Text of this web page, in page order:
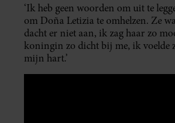
‘Ik heb geen woorden om uit te
om Doña Letizia te omhelzen. Ze
dacht er niet aan, ik zag haar zo
koningin zo dicht bij me, ik voelde
mijn hart.’